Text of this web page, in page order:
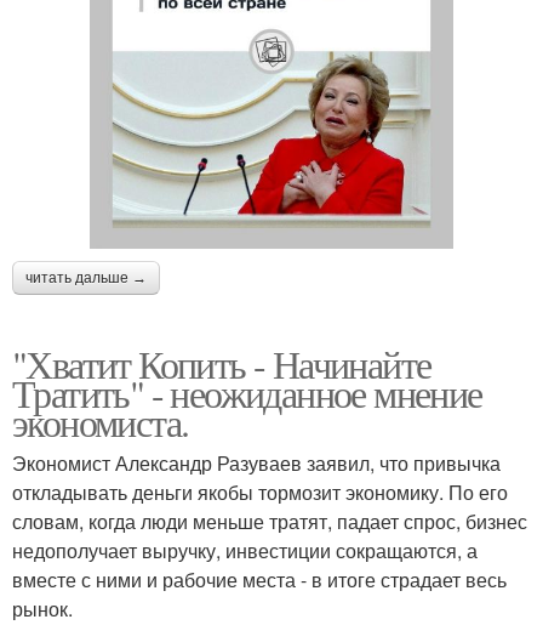
читать дальше →
"Хватит Копить - Начинайте
Тратить" - неожиданное мнение
экономиста.
Экономист Александр Разуваев заявил, что привычка
откладывать деньги якобы тормозит экономику. По его
словам, когда люди меньше тратят, падает спрос, бизнес
недополучает выручку, инвестиции сокращаются, а
вместе с ними и рабочие места - в итоге страдает весь
рынок.